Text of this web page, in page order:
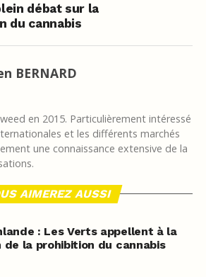
débat sur la
du cannabis
BERNARD
en 2015. Particulièrement intéressé
et les différents marchés
une connaissance extensive de la
AIMEREZ AUSSI
: Les Verts appellent à la
de la prohibition du cannabis